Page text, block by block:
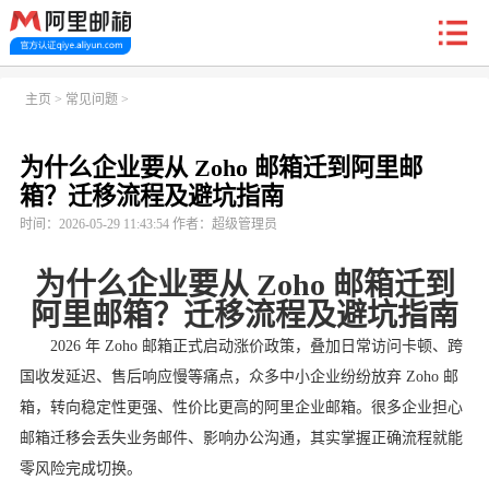
首页 阿里企业邮箱 信创邮 收费标准
主页 > 常见问题 >
为什么企业要从 Zoho 邮箱迁到阿里邮
箱？迁移流程及避坑指南
时间：2026-05-29 11:43:54 作者：超级管理员
为什么企业要从 Zoho 邮箱迁到
阿里邮箱？迁移流程及避坑指南
2026 年 Zoho 邮箱正式启动涨价政策，叠加日常访问卡顿、跨
国收发延迟、售后响应慢等痛点，众多中小企业纷纷放弃 Zoho 邮
箱，转向稳定性更强、性价比更高的阿里企业邮箱。很多企业担心
邮箱迁移会丢失业务邮件、影响办公沟通，其实掌握正确流程就能
零风险完成切换。